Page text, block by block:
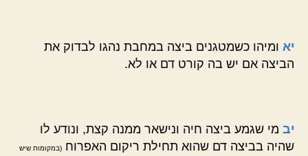
יא ומיהו כשמטגנים ביצה במחבת נהגו לבדוק את
הביצה אם יש בה קורט דם או לא.
יב מי שגמע ביצה חיה ונישאר ממנה קצת, ונודע לו
שהיה בביצה דם שהוא תחילת ריקום האפרוח (במקומות שיש